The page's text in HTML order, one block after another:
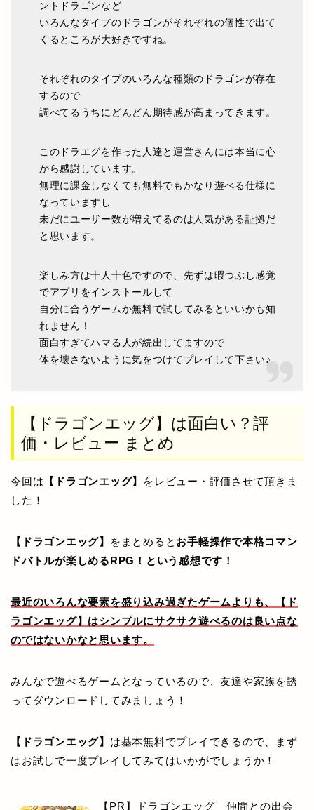
ントドラゴンなど
いろんなタイプのドラゴンがそれぞれの個性で出て
くるところが大好きですね。
それぞれのタイプのいろんな種類のドラゴンが存在
するので
調べてるうちにどんどん期待感が高まってきます。
このドラエグを作った人達と運営さんには本当に心
から感謝しています。
無理に課金しなくても無料でもかなり遊べる仕様に
なっていますし
未だにユーザー数が増えてるのは人気がある証拠だ
と思います。
楽しみ方は十人十色ですので、先ずは暇つぶし感覚
でアプリをインストールして
自分に合うゲームか無料で試してみるといいかも知
れません！
面白すぎてハマる人が続出してますので
体を壊さないように気をつけてプレイして下さい♪
【ドラゴンエッグ】は面白い？評
価・レビュー まとめ
今回は 【ドラゴンエッグ】
をレビュー・評価させて頂きま
した！
【ドラゴンエッグ】 をまとめると お手軽操作で本格コマン
ドバトルが楽しめるRPG！という感想です！
最近のいろんな要素を盛り込み過ぎたゲームよりも、【ド
ラゴンエッグ】はシンプルにサクサク遊べるのは良い点な
のではないかなと思います。
みんなで遊べるゲームとなっているので、友達や家族を誘
ってダウンロードしてみましょう！
【ドラゴンエッグ】 は基本無料でプレイできるので、まず
はお試しで一度プレイしてみてはいかがでしょうか！
【PR】ドラゴンエッグ 仲間との出会